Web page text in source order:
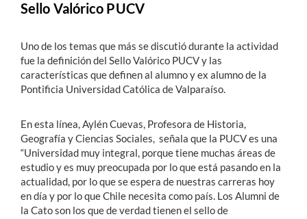
Sello Valórico PUCV
Uno de los temas que más se discutió durante la actividad
fue la definición del Sello Valórico PUCV y las
características que definen al alumno y ex alumno de la
Pontificia Universidad Católica de Valparaíso.
En esta línea, Aylén Cuevas, Profesora de Historia,
Geografía y Ciencias Sociales, señala que la PUCV es una
“Universidad muy integral, porque tiene muchas áreas de
estudio y es muy preocupada por lo que está pasando en la
actualidad, por lo que se espera de nuestras carreras hoy
en día y por lo que Chile necesita como país. Los Alumni de
la Cato son los que de verdad tienen el sello de